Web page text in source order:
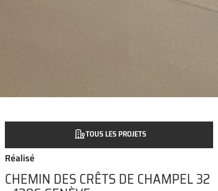
TOUS LES PROJETS
Réalisé
CHEMIN DES CRÊTS DE CHAMPEL 32